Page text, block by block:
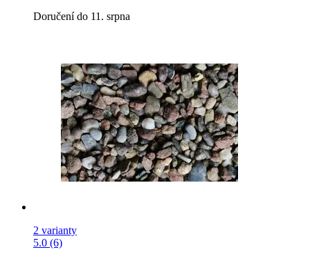
Doručení do 11. srpna
2 varianty
5.0 (6)